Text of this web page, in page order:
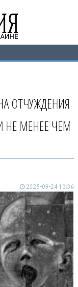
ОТЧУЖДЕНИЯ
НЕ МЕНЕЕ ЧЕМ
2025-09-24 10:36